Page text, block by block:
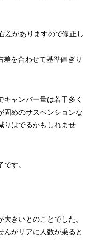
差がありますので修正し
を合わせて基準値ぎり
ャンバー量は若干多く
固めのサスペンションな
りはでるかもしれませ
す。
きいとのことでした。
んがリアに人数が乗ると